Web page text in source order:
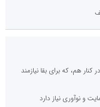
هم، که برای بقا نیازمند
و نوآوری نیاز دارد